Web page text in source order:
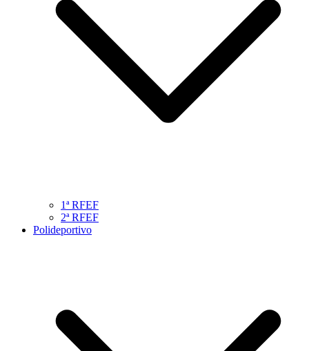
1ª RFEF
2ª RFEF
Polideportivo